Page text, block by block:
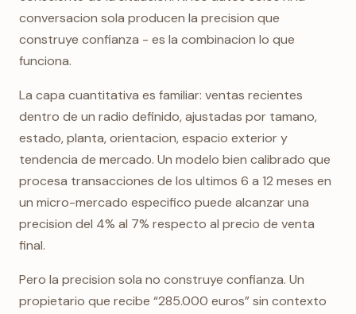
conversacion sola producen la precision que
construye confianza - es la combinacion lo que
funciona.
La capa cuantitativa es familiar: ventas recientes
dentro de un radio definido, ajustadas por tamano,
estado, planta, orientacion, espacio exterior y
tendencia de mercado. Un modelo bien calibrado que
procesa transacciones de los ultimos 6 a 12 meses en
un micro-mercado especifico puede alcanzar una
precision del 4% al 7% respecto al precio de venta
final.
Pero la precision sola no construye confianza. Un
propietario que recibe “285.000 euros” sin contexto